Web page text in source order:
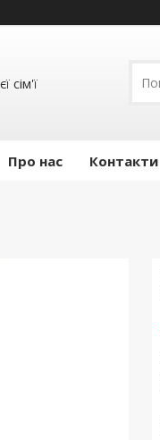
сім'ї
Про нас Контакти